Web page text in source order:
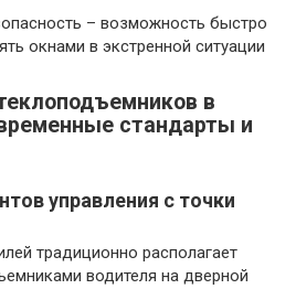
– возможность быстро
окнами в экстренной ситуации
в
стандарты и
управления с точки
традиционно располагает
водителя на дверной